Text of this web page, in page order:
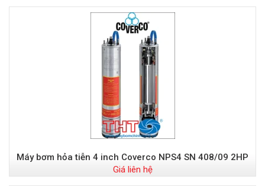
Máy bơm hỏa tiễn 4 inch Coverco NPS4 SN 408/09 2HP
Giá liên hệ